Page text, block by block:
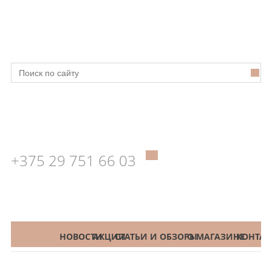
+375 29 751 66 03
КАТАЛОГНОВОСТИАКЦИИСТАТЬИ И ОБЗОРЫО МАГАЗИНЕ